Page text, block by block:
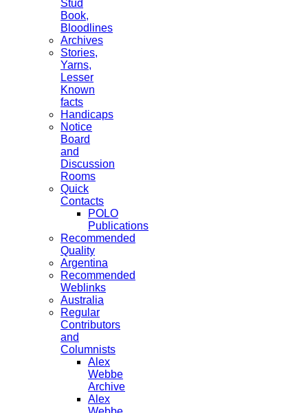
Stud
Book,
Bloodlines
Archives
Stories,
Yarns,
Lesser
Known
facts
Handicaps
Notice
Board
and
Discussion
Rooms
Quick
Contacts
POLO
Publications
Recommended
Quality
Argentina
Recommended
Weblinks
Australia
Regular
Contributors
and
Columnists
Alex
Webbe
Archive
Alex